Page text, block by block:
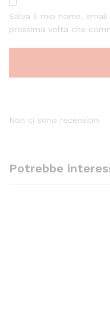
Salva il mio nome,
prossima volta che
Non ci sono recensioni
Potrebbe